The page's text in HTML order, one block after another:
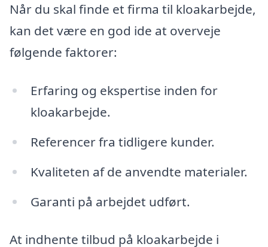
Når du skal finde et firma til kloakarbejde,
kan det være en god ide at overveje
følgende faktorer:
Erfaring og ekspertise inden for
kloakarbejde.
Referencer fra tidligere kunder.
Kvaliteten af de anvendte materialer.
Garanti på arbejdet udført.
At indhente tilbud på kloakarbejde i